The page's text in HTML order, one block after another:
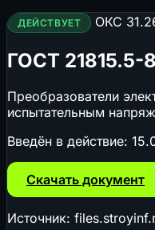
ДЕЙСТВУЕТ ОКС
ГОСТ 21815.5-
Преобразователи
испытательным
Введён в действие:
Скачать документ
Источник: